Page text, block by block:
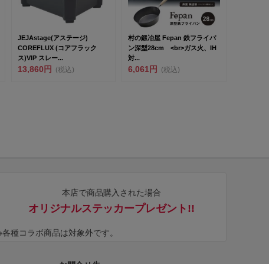
JEJAstage(アステージ)
COREFLUX (コアフラック
ス)VIP スレー...
13,860円 (税込)
村の鍛冶屋 Fepan 鉄フライパ
ン深型28cm <br>ガス火、IH
対...
6,061円 (税込)
本店で商品購入された場合
オリジナルステッカープレゼント!!
各種コラボ商品は対象外です。